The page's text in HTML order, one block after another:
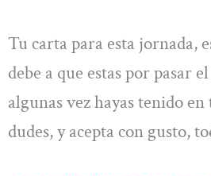
Tu carta para esta jornada,
debe a que estas por pasar
algunas vez hayas tenido
dudes, y acepta con gusto,